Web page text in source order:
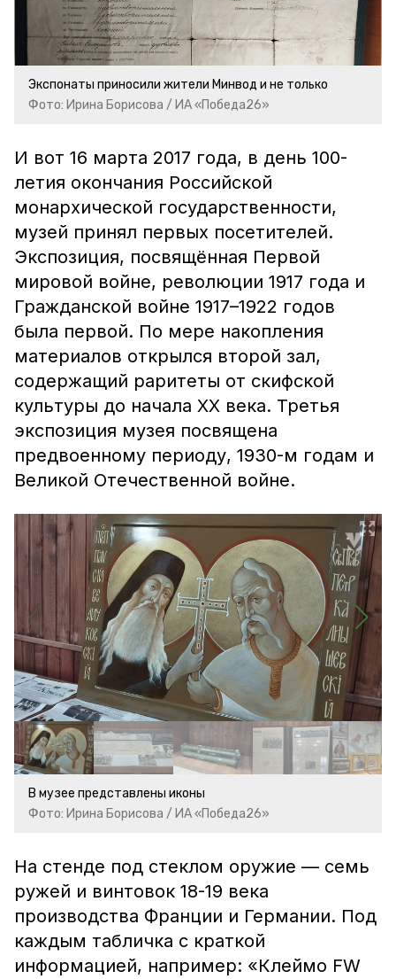
Экспонаты приносили жители Минвод и не только
Фото: Ирина Борисова / ИА «Победа26»
И вот 16 марта 2017 года, в день 100-
летия окончания Российской
монархической государственности,
музей принял первых посетителей.
Экспозиция, посвящённая Первой
мировой войне, революции 1917 года и
Гражданской войне 1917–1922 годов
была первой. По мере накопления
материалов открылся второй зал,
содержащий раритеты от скифской
культуры до начала XX века. Третья
экспозиция музея посвящена
предвоенному периоду, 1930-м годам и
Великой Отечественной войне.
В музее представлены иконы
Фото: Ирина Борисова / ИА «Победа26»
На стенде под стеклом оружие — семь
ружей и винтовок 18-19 века
производства Франции и Германии. Под
каждым табличка с краткой
информацией, например: «Клеймо FW